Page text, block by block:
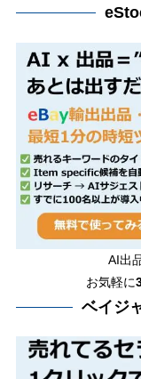
AI出
お気軽に
ベイジ